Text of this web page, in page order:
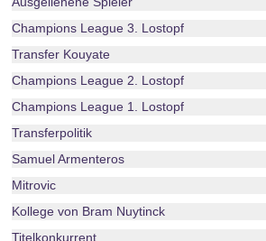
Champions League 3. Lostopf
Transfer Kouyate
Champions League 2. Lostopf
Champions League 1. Lostopf
Transferpolitik
Samuel Armenteros
Mitrovic
Kollege von Bram Nuytinck
Titelkonkurrent